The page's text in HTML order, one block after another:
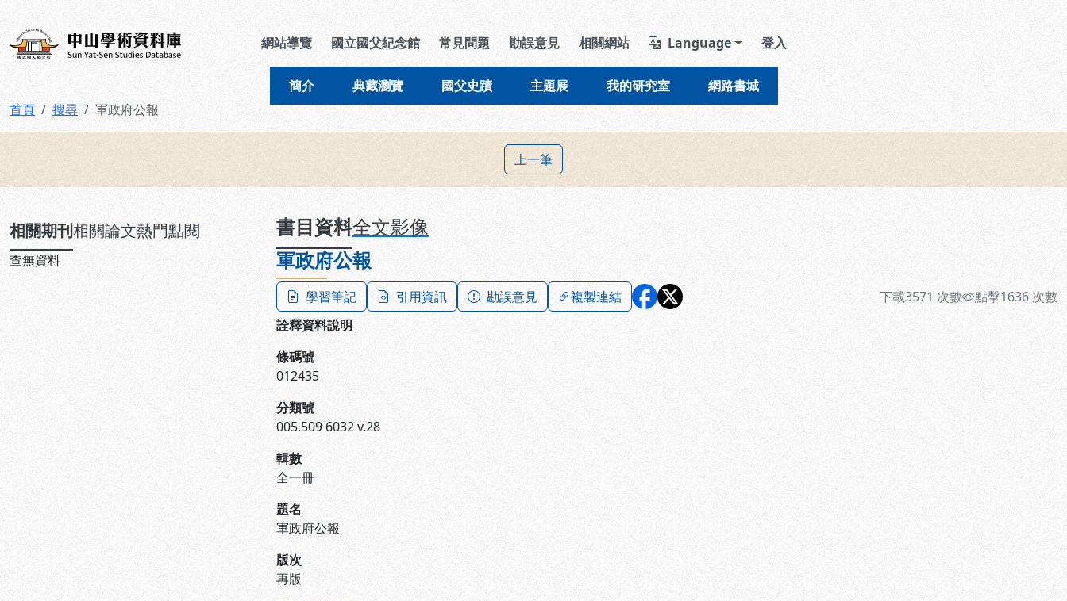
中山學術資料庫 導覽列區塊
網站導覽 國立國父紀念館 常見問題 勘誤意見 相關網站 Language 登入
簡介 典藏瀏覽 國父史蹟 主題展 我的研究室 網路書城
首頁 搜尋 軍政府公報
上一筆
相關期刊相關論文熱門點閱
查無資料
書目資料全文影像
軍政府公報
學習筆記 引用資訊 勘誤意見 複製連結 下載3571 次數 點擊1636 次數
詮釋資料說明
條碼號
012435
分類號
005.509 6032 v.28
輯數
全一冊
題名
軍政府公報
版次
再版